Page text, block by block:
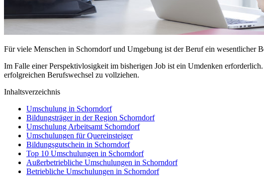
Für viele Menschen in Schorndorf und Umgebung ist der Beruf ein wesentlicher
Im Falle einer Perspektivlosigkeit im bisherigen Job ist ein Umdenken
erfolgreichen Berufswechsel zu vollziehen.
Inhaltsverzeichnis
Umschulung in Schorndorf
Bildungsträger in der Region Schorndorf
Umschulung Arbeitsamt Schorndorf
Umschulungen für Quereinsteiger
Bildungsgutschein in Schorndorf
Top 10 Umschulungen in Schorndorf
Außerbetriebliche Umschulungen in Schorndorf
Betriebliche Umschulungen in Schorndorf